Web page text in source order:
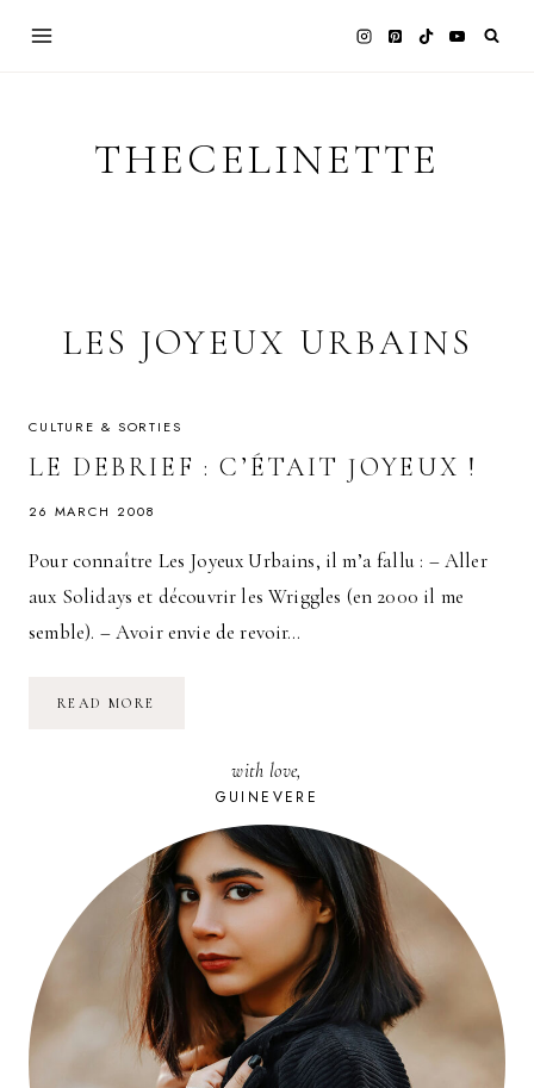
THECELINETTE
LES JOYEUX URBAINS
CULTURE & SORTIES
LE DEBRIEF : C’ÉTAIT JOYEUX !
26 MARCH 2008
Pour connaître Les Joyeux Urbains, il m’a fallu : – Aller
aux Solidays et découvrir les Wriggles (en 2000 il me
semble). – Avoir envie de revoir…
READ MORE
with love,
GUINEVERE